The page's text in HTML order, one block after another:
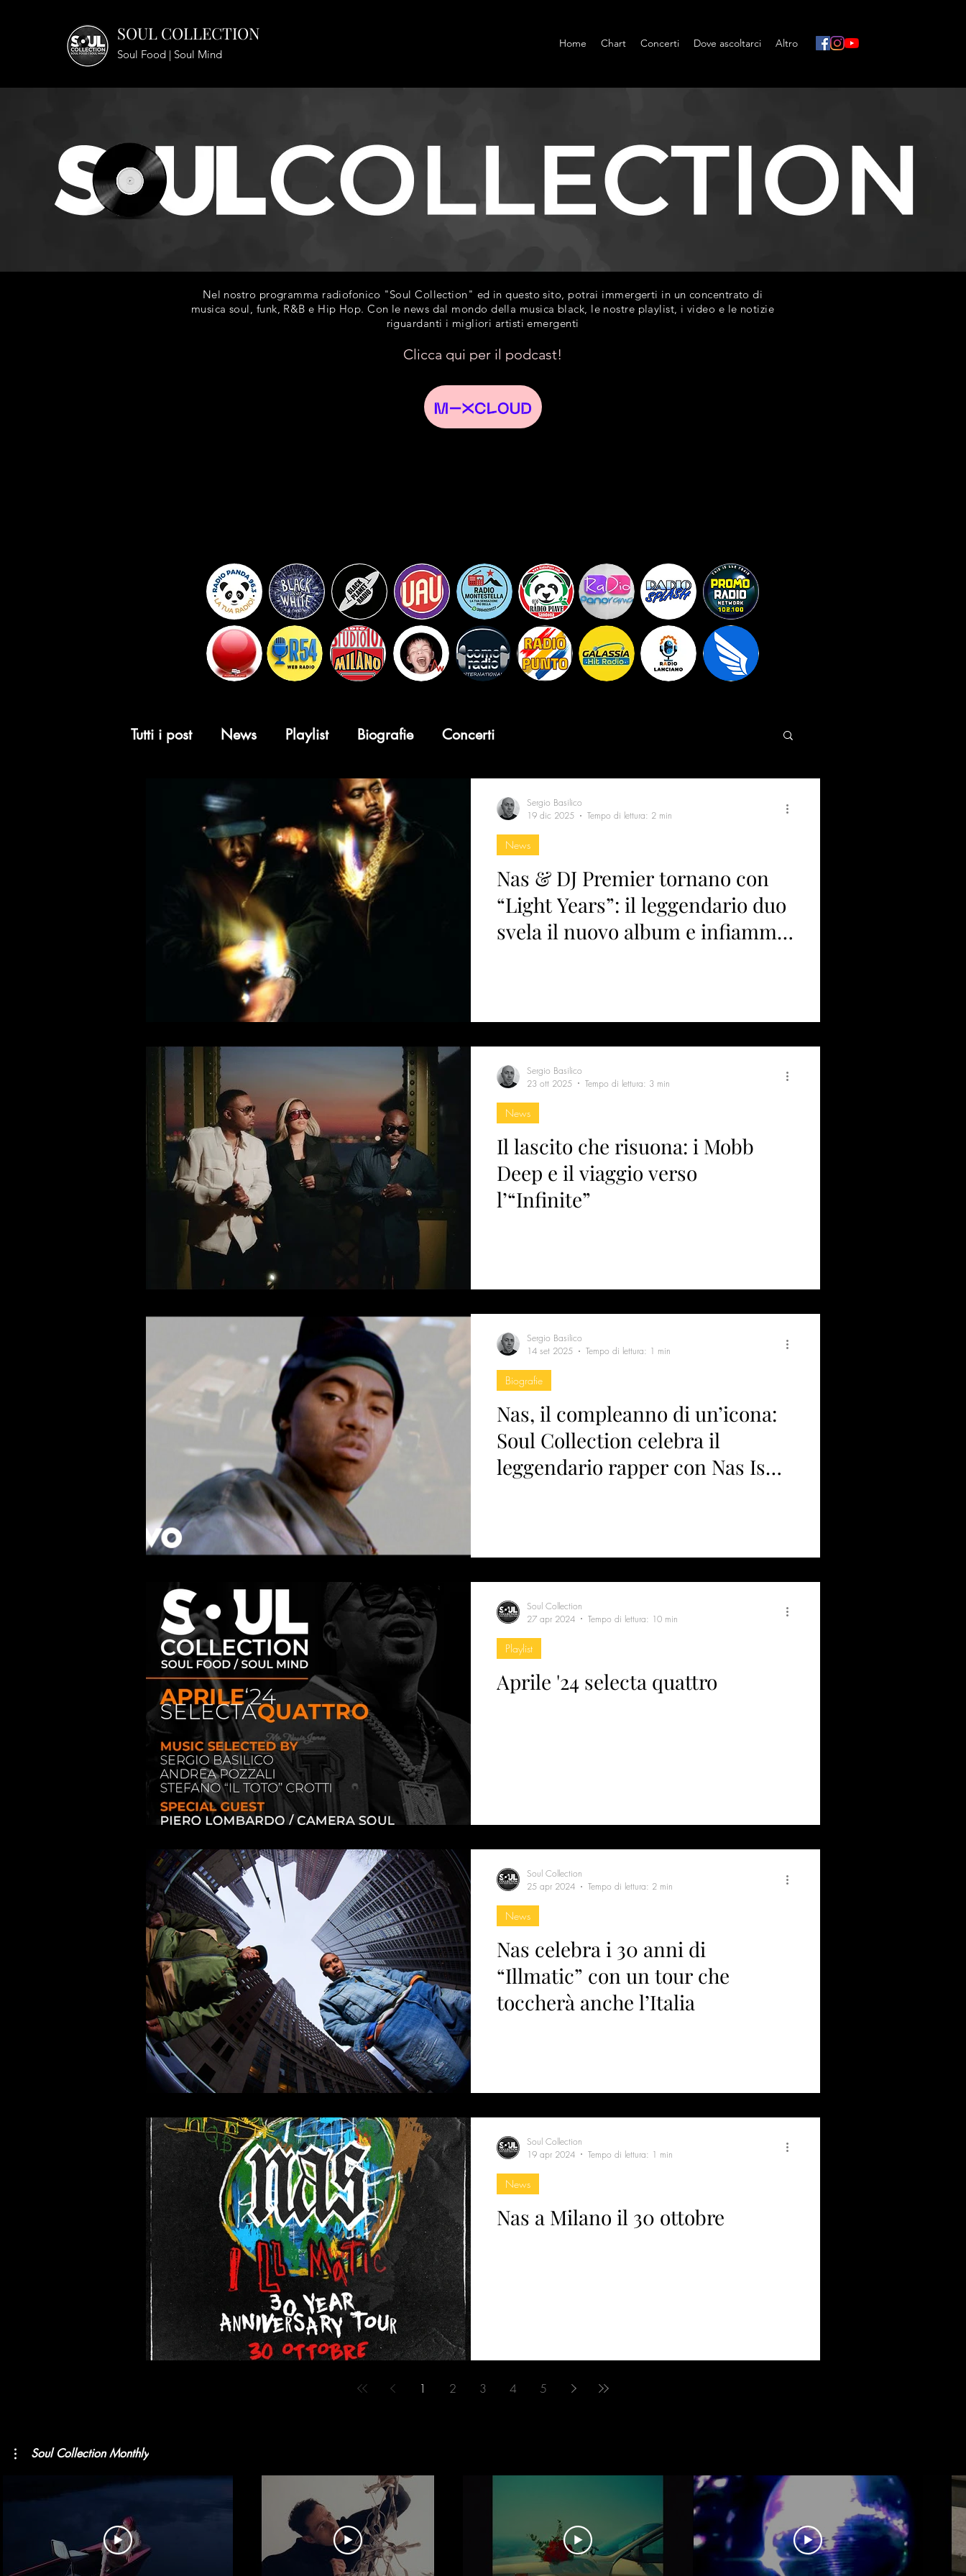
SOUL COLLECTION
Soul Food | Soul Mind
Home Chart Concerti Dove ascoltarci Altro
Nel nostro programma radiofonico "Soul Collection" ed in questo sito, potrai immergerti in un concentrato di
musica soul, funk, R&B e Hip Hop. Con le news dal mondo della musica black, le nostre playlist, i video e le notizie
riguardanti i migliori artisti emergenti
Clicca qui per il podcast!
Tutti i post News Playlist Biografie Concerti
Nas & DJ Premier tornano con
“Light Years”: il leggendario duo
svela il nuovo album e infiamma
News
Sergio Basilico
19 dic 2025
Tempo di lettura: 2 min
Il lascito che risuona: i Mobb
Deep e il viaggio verso
l’“Infinite”
News
Sergio Basilico
23 ott 2025
Tempo di lettura: 3 min
Nas, il compleanno di un’icona:
Soul Collection celebra il
leggendario rapper con Nas Is
Biografie
Sergio Basilico
14 set 2025
Tempo di lettura: 1 min
Aprile '24 selecta quattro
Playlist
Soul Collection
27 apr 2024
Tempo di lettura: 10 min
Nas celebra i 30 anni di
“Illmatic” con un tour che
toccherà anche l’Italia
News
Soul Collection
25 apr 2024
Tempo di lettura: 2 min
Nas a Milano il 30 ottobre
News
Soul Collection
19 apr 2024
Tempo di lettura: 1 min
1 2 3 4 5
Soul Collection Monthly